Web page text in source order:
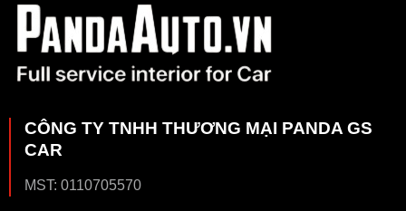
CÔNG TY TNHH THƯƠNG MẠI PANDA GS
CAR
MST: 0110705570